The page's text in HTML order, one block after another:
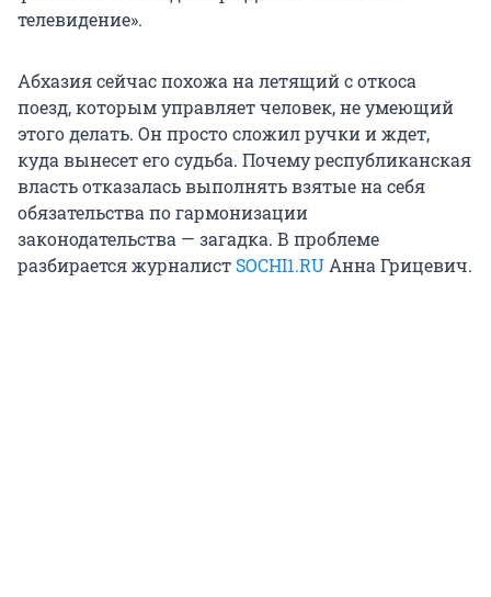
телевидение».
Абхазия сейчас похожа на летящий с откоса
поезд, которым управляет человек, не умеющий
этого делать. Он просто сложил ручки и ждет,
куда вынесет его судьба. Почему республиканская
власть отказалась выполнять взятые на себя
обязательства по гармонизации
законодательства — загадка. В проблеме
разбирается журналист SOCHI1.RU Анна Грицевич.